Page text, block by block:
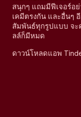
สนุกๆ แถมมีฟีเจอร์อย่
เคมีตรงกัน และอื่นๆ
สัมพันธ์ทุกรูปแบบ จะ
ลล์ก็มีหมด
ดาวน์โหลดแอพ